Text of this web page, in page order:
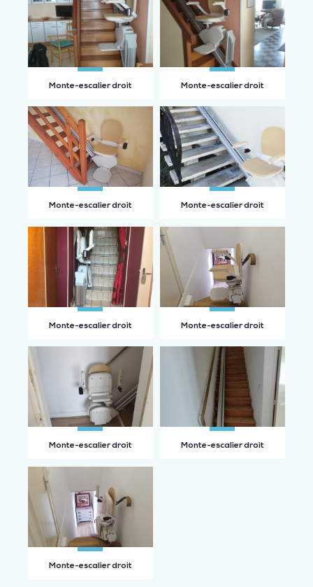
Monte-escalier droit Monte-escalier droit
Monte-escalier droit Monte-escalier droit
Monte-escalier droit Monte-escalier droit
Monte-escalier droit Monte-escalier droit
Monte-escalier droit